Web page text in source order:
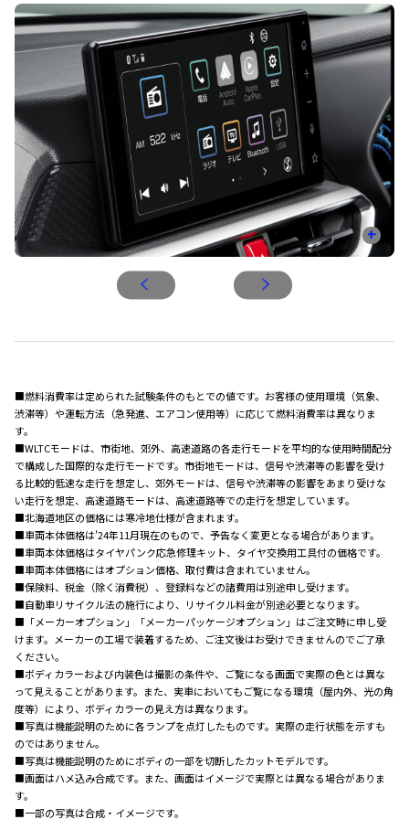
+
■燃料消費率は定められた試験条件のもとでの値です。お客様の使用環境（気象、
渋滞等）や運転方法（急発進、エアコン使用等）に応じて燃料消費率は異なりま
す。
■WLTCモードは、市街地、郊外、高速道路の各走行モードを平均的な使用時間配分
で構成した国際的な走行モードです。市街地モードは、信号や渋滞等の影響を受け
る比較的低速な走行を想定し、郊外モードは、信号や渋滞等の影響をあまり受けな
い走行を想定、高速道路モードは、高速道路等での走行を想定しています。
■北海道地区の価格には寒冷地仕様が含まれます。
■車両本体価格は'24年11月現在のもので、予告なく変更となる場合があります。
■車両本体価格はタイヤパンク応急修理キット、タイヤ交換用工具付の価格です。
■車両本体価格にはオプション価格、取付費は含まれていません。
■保険料、税金（除く消費税）、登録料などの諸費用は別途申し受けます。
■自動車リサイクル法の施行により、リサイクル料金が別途必要となります。
■「メーカーオプション」「メーカーパッケージオプション」はご注文時に申し受
けます。メーカーの工場で装着するため、ご注文後はお受けできませんのでご了承
ください。
■ボディカラーおよび内装色は撮影の条件や、ご覧になる画面で実際の色とは異な
って見えることがあります。また、実車においてもご覧になる環境（屋内外、光の角
度等）により、ボディカラーの見え方は異なります。
■写真は機能説明のために各ランプを点灯したものです。実際の走行状態を示すも
のではありません。
■写真は機能説明のためにボディの一部を切断したカットモデルです。
■画面はハメ込み合成です。また、画面はイメージで実際とは異なる場合がありま
す。
■一部の写真は合成・イメージです。